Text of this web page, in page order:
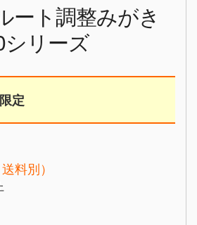
ート調整みがき
リーズ
定
料別）